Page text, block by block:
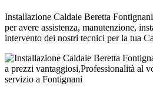
Installazione Caldaie Beretta
per avere assistenza, manutenzione,
intervento dei nostri tecnici per la tua